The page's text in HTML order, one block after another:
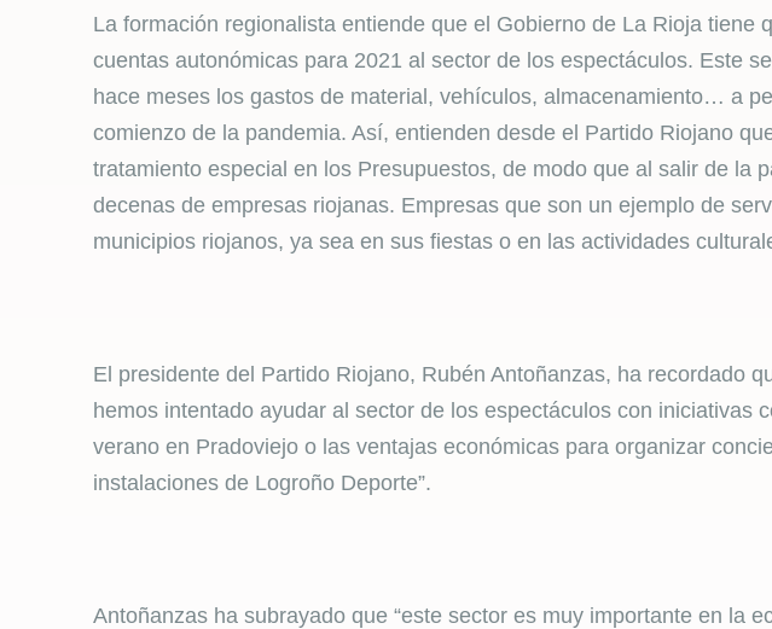
La formación regionalista entiende que el Gobierno de La Rioja tiene
cuentas autonómicas para 2021 al sector de los espectáculos. Este
hace meses los gastos de material, vehículos, almacenamiento… a
comienzo de la pandemia. Así, entienden desde el Partido Riojano
tratamiento especial en los Presupuestos, de modo que al salir de la
decenas de empresas riojanas. Empresas que son un ejemplo de
municipios riojanos, ya sea en sus fiestas o en las actividades
El presidente del Partido Riojano, Rubén Antoñanzas, ha recordado
hemos intentado ayudar al sector de los espectáculos con iniciativas
verano en Pradoviejo o las ventajas económicas para organizar
instalaciones de Logroño Deporte”.
Antoñanzas ha subrayado que “este sector es muy importante en la